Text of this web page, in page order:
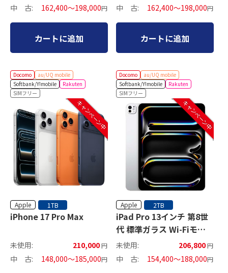
中 古: 162,400～198,000円
カートに追加
中 古: 162,400～198,000円
カートに追加
Docomo
au/UQ mobile
Softbank/Y!mobile
Rakuten
SIMフリー
キャンペーン中
Apple 1TB
iPhone 17 Pro Max
未使用: 210,000円
中 古: 148,000～185,000円
Docomo
au/UQ mobile
Softbank/Y!mobile
Rakuten
SIMフリー
キャンペーン中
Apple 2TB
iPad Pro 13インチ 第8世
代 標準ガラス Wi-Fiモデ
ル
未使用: 206,800円
中 古: 154,400～188,000円